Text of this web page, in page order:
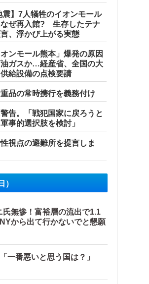
震】7人犠牲のイオンモール
なぜ再入館? 生存したテナ
、浮かび上がる実態
オンモール熊本」爆発の原因
ガスか…経産省、全国の大
給設備の点検要請
品の常時携行を義務付け
告。「戦犯国家に戻ろうと
事的選択肢を検討」
視点の避難所を提言しま
）
氏無惨！富裕層の流出で1.1
から出て行かないでと懇願
一番悪いと思う国は？」